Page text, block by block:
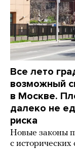
Все лето
возможный
в Москве.
далеко не
риска
Новые законы
с